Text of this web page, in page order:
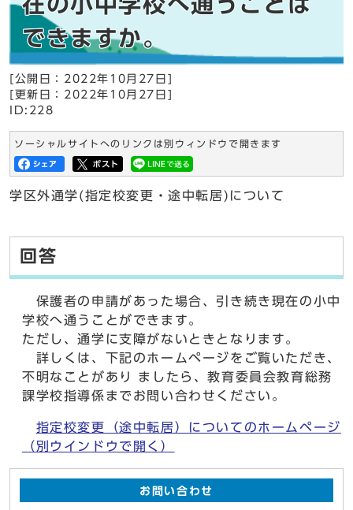
できますか。
[公開日：2022年10月27日]
[更新日：2022年10月27日]
ID:228
ソーシャルサイトへのリンクは別ウィンドウで開きます
学区外通学(指定校変更・途中転居)について
回答
保護者の申請があった場合、引き続き現在の小中
学校へ通うことができます。
ただし、通学に支障がないときとなります。
詳しくは、下記のホームページをご覧いただき、
不明なことがあり ましたら、教育委員会教育総務
課学校指導係までお問い合わせください。
指定校変更（途中転居）についてのホームページ
（別ウインドウで開く）
お問い合わせ